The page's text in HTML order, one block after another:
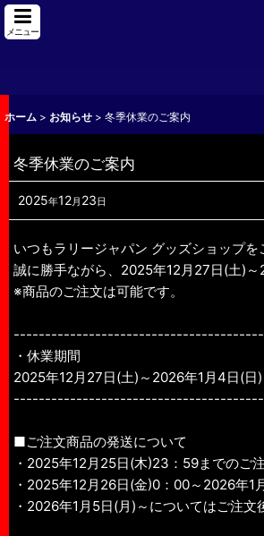
メニュー
ホーム > お知らせ > 冬季休業のご案内
冬季休業のご案内
2025年12月 23日
いつもラリージャパン グッズショップを
誠に勝手ながら、2025年12月27日(土)
※商品のご注文は可能です。
・休業期間
2025年12月27日(土)～2026年1月4日(日)
■ご注文商品の発送について
・2025年12月25日(木)23：59までのご
・2025年12月26日(金)0：00～2026年1
・2026年1月5日(月)～についてはご注文